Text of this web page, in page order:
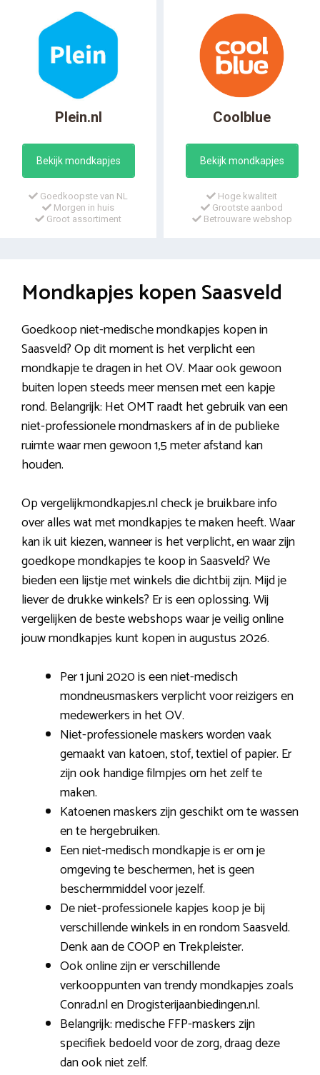
Plein.nl
Bekijk mondkapjes
Goedkoopste van NL
Morgen in huis
Groot assortiment
Coolblue
Bekijk mondkapjes
Hoge kwaliteit
Grootste aanbod
Betrouware webshop
Mondkapjes kopen Saasveld
Goedkoop niet-medische mondkapjes kopen in
Saasveld? Op dit moment is het verplicht een
mondkapje te dragen in het OV. Maar ook gewoon
buiten lopen steeds meer mensen met een kapje
rond. Belangrijk: Het OMT raadt het gebruik van een
niet-professionele mondmaskers af in de publieke
ruimte waar men gewoon 1,5 meter afstand kan
houden.
Op vergelijkmondkapjes.nl check je bruikbare info
over alles wat met mondkapjes te maken heeft. Waar
kan ik uit kiezen, wanneer is het verplicht, en waar zijn
goedkope mondkapjes te koop in Saasveld? We
bieden een lijstje met winkels die dichtbij zijn. Mijd je
liever de drukke winkels? Er is een oplossing. Wij
vergelijken de beste webshops waar je veilig online
jouw mondkapjes kunt kopen in augustus 2026.
Per 1 juni 2020 is een niet-medisch
mondneusmaskers verplicht voor reizigers en
medewerkers in het OV.
Niet-professionele maskers worden vaak
gemaakt van katoen, stof, textiel of papier. Er
zijn ook handige filmpjes om het zelf te
maken.
Katoenen maskers zijn geschikt om te wassen
en te hergebruiken.
Een niet-medisch mondkapje is er om je
omgeving te beschermen, het is geen
beschermmiddel voor jezelf.
De niet-professionele kapjes koop je bij
verschillende winkels in en rondom Saasveld.
Denk aan de COOP en Trekpleister.
Ook online zijn er verschillende
verkooppunten van trendy mondkapjes zoals
Conrad.nl en Drogisterijaanbiedingen.nl.
Belangrijk: medische FFP-maskers zijn
specifiek bedoeld voor de zorg, draag deze
dan ook niet zelf.